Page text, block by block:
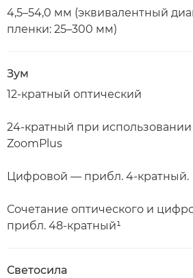
4,5–54,0 мм (эквивалентный
пленки: 25–300 мм)
Зум
12-кратный оптический
24-кратный при
ZoomPlus
Цифровой — прибл. 4-кратный.
Сочетание оптического и
прибл. 48-кратный¹
Светосила